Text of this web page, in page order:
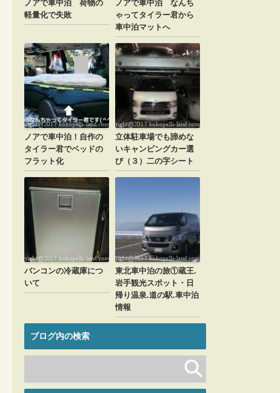
ノアで車中泊 荷物の
軽量化で失敗
ノアで車中泊 なんち
ゃってタイラー君から
車中泊マットへ
ノアで車中泊！自作の
タイラー君でベッドの
フラット化
立体駐車場でも諦めな
いキャンピングカー選
び（３）二の字シート
バンコンの冷蔵庫につ
いて
東北車中泊の旅①蔵王.
岩手観光スポット・日
帰り温泉.道の駅.車中泊
情報
ブログ内の検索